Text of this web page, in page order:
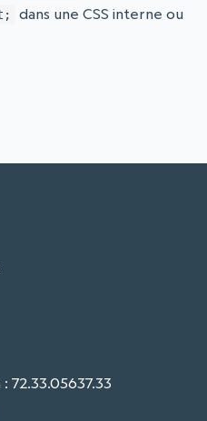
dans une CSS interne ou
72.33.05637.33